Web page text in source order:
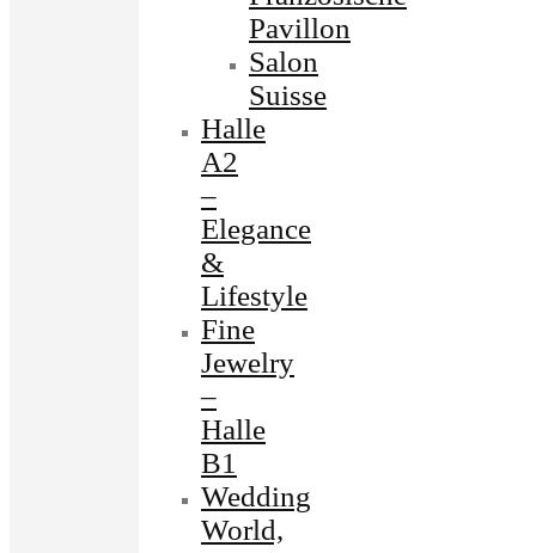
Pavillon
Salon
Suisse
Halle
A2
–
Elegance
&
Lifestyle
Fine
Jewelry
–
Halle
B1
Wedding
World,